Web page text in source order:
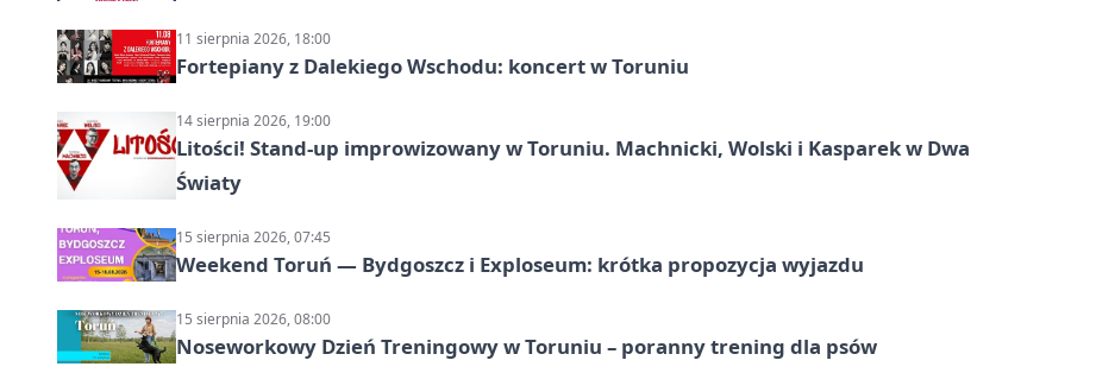
11 sierpnia 2026, 18:00
Fortepiany z Dalekiego Wschodu: koncert w Toruniu
14 sierpnia 2026, 19:00
Litości! Stand-up improwizowany w Toruniu. Machnicki, Wolski i Kasparek w Dwa
Światy
15 sierpnia 2026, 07:45
Weekend Toruń — Bydgoszcz i Exploseum: krótka propozycja wyjazdu
15 sierpnia 2026, 08:00
Noseworkowy Dzień Treningowy w Toruniu – poranny trening dla psów